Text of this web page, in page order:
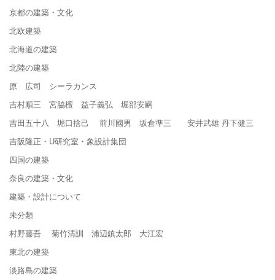
京都の建築・文化
北欧建築
北海道の建築
北陸の建築
原 広司 シーラカンス
吉村順三 宮脇檀 益子義弘 堀部安嗣
吉田五十八 堀口捨己 前川國男 坂倉準三 安井武雄 丹下健三
吉阪隆正・U研究室・象設計集団
四国の建築
奈良の建築・文化
建築・設計について
未分類
村野藤吾 菊竹清訓 浦辺鎮太郎 大江宏
東北の建築
淡路島の建築